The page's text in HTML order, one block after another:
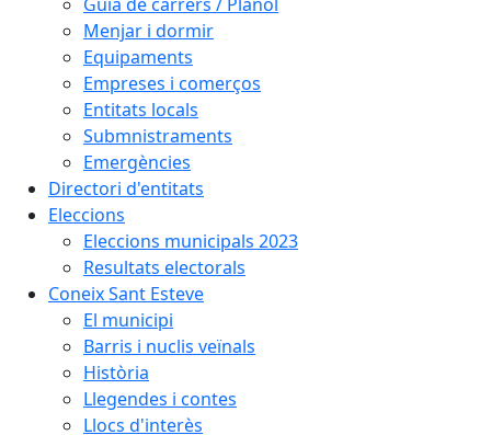
Menjar i dormir
Equipaments
Empreses i comerços
Entitats locals
Submnistraments
Emergències
Directori d'entitats
Eleccions
Eleccions municipals 2023
Resultats electorals
Coneix Sant Esteve
El municipi
Barris i nuclis veïnals
Història
Llegendes i contes
Llocs d'interès